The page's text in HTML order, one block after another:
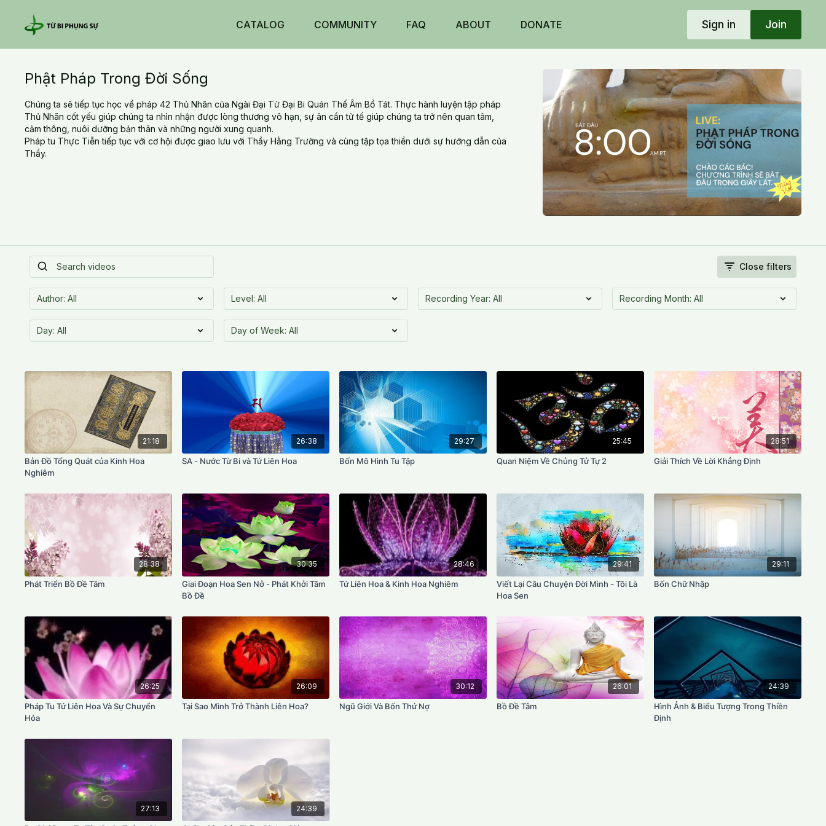
CATALOG COMMUNITY FAQ ABOUT DONATE Sign in Join
Phật Pháp Trong Đời Sống
Chúng ta sẽ tiếp tục học về pháp 42 Thủ Nhãn của Ngài Đại Từ Đại Bi Quán Thế Âm Bồ Tát. Thực hành luyện tập pháp
Thủ Nhãn cốt yếu giúp chúng ta nhìn nhận được lòng thương vô hạn, sự ân cần tử tế giúp chúng ta trở nên quan tâm,
cảm thông, nuôi dưỡng bản thân và những người xung quanh.
Pháp tu Thực Tiễn tiếp tục với cơ hội được giao lưu với Thầy Hằng Trường và cùng tập tọa thiền dưới sự hướng dẫn của
Thầy.
Close filters
21:18
Bản Đồ Tổng Quát của Kinh Hoa
Nghiêm
26:38
SA - Nước Từ Bi và Tứ Liên Hoa
29:27
Bốn Mô Hình Tu Tập
25:45
Quan Niệm Về Chủng Tử Tự 2
28:51
Giải Thích Về Lời Khẳng Định
28:38
Phát Triển Bồ Đề Tâm
30:35
Giai Đoạn Hoa Sen Nở - Phát Khởi Tâm
Bồ Đề
28:46
Tứ Liên Hoa & Kinh Hoa Nghiêm
29:41
Viết Lại Câu Chuyện Đời Mình - Tôi Là
Hoa Sen
29:11
Bốn Chữ Nhập
26:25
Pháp Tu Tứ Liên Hoa Và Sự Chuyển
Hóa
26:09
Tại Sao Mình Trở Thành Liên Hoa?
30:12
Ngũ Giới Và Bốn Thứ Nợ
26:01
Bồ Đề Tâm
24:39
Hình Ảnh & Biểu Tượng Trong Thiền
Định
27:13 24:39